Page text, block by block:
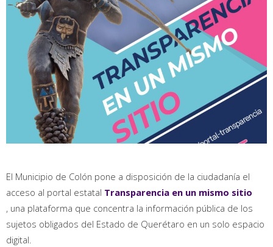
El Municipio de Colón pone a disposición de la ciudadanía el
acceso al portal estatal Transparencia en un mismo sitio
, una plataforma que concentra la información pública de los
sujetos obligados del Estado de Querétaro en un solo espacio
digital.